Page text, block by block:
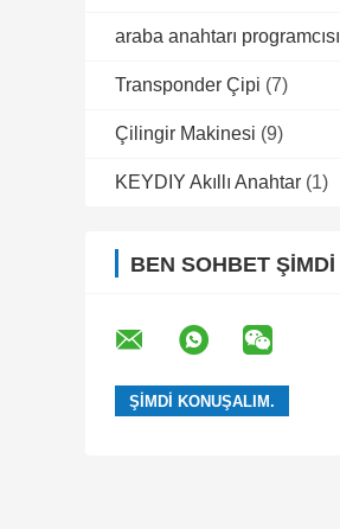
araba anahtarı programcısı
Transponder Çipi (7)
Çilingir Makinesi (9)
KEYDIY Akıllı Anahtar (1)
BEN SOHBET ŞIMDI